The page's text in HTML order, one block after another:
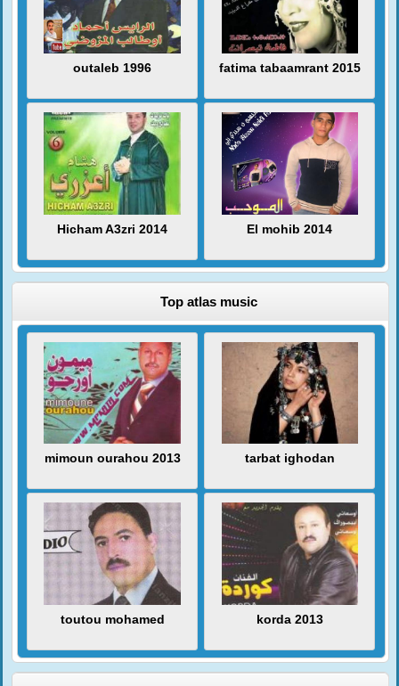
outaleb 1996 fatima tabaamrant 2015
Hicham A3zri 2014 El mohib 2014
Top atlas music
mimoun ourahou 2013 tarbat ighodan
toutou mohamed korda 2013